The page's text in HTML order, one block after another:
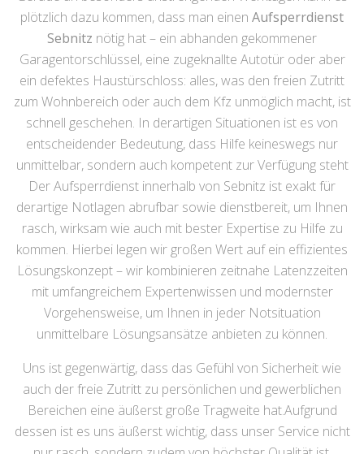
plötzlich dazu kommen, dass man einen Aufsperrdienst
Sebnitz nötig hat – ein abhanden gekommener
Garagentorschlüssel, eine zugeknallte Autotür oder aber
ein defektes Haustürschloss: alles, was den freien Zutritt
zum Wohnbereich oder auch dem Kfz unmöglich macht, ist
schnell geschehen. In derartigen Situationen ist es von
entscheidender Bedeutung, dass Hilfe keineswegs nur
unmittelbar, sondern auch kompetent zur Verfügung steht
Der Aufsperrdienst innerhalb von Sebnitz ist exakt für
derartige Notlagen abrufbar sowie dienstbereit, um Ihnen
rasch, wirksam wie auch mit bester Expertise zu Hilfe zu
kommen. Hierbei legen wir großen Wert auf ein effizientes
Lösungskonzept – wir kombinieren zeitnahe Latenzzeiten
mit umfangreichem Expertenwissen und modernster
Vorgehensweise, um Ihnen in jeder Notsituation
unmittelbare Lösungsansätze anbieten zu können.
Uns ist gegenwärtig, dass das Gefühl von Sicherheit wie
auch der freie Zutritt zu persönlichen und gewerblichen
Bereichen eine äußerst große Tragweite hat.Aufgrund
dessen ist es uns äußerst wichtig, dass unser Service nicht